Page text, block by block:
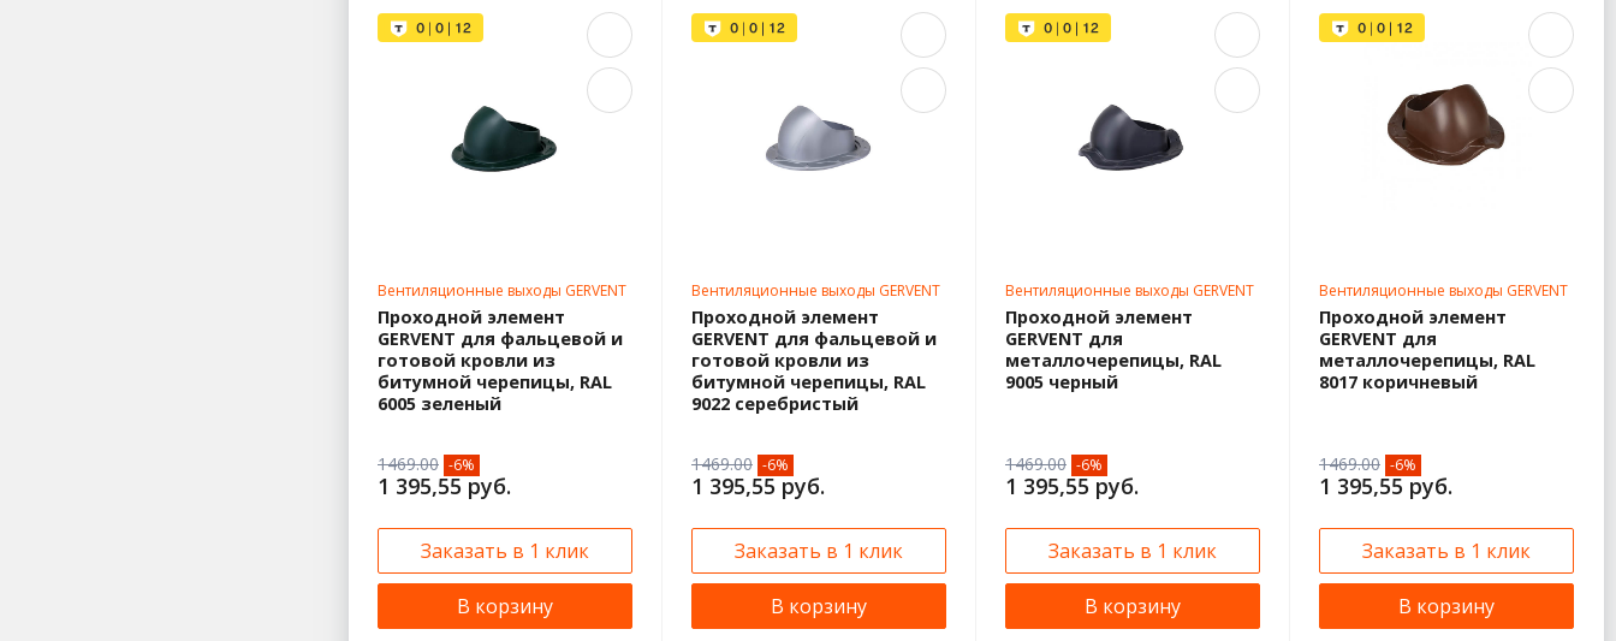
Вентиляционные выходы GERVENT
Проходной элемент
GERVENT для фальцевой и
готовой кровли из
битумной черепицы, RAL
6005 зеленый
1469.00 -6%
1 395,55 руб.
Заказать в 1 клик
В корзину
Вентиляционные выходы GERVENT
Проходной элемент
GERVENT для фальцевой и
готовой кровли из
битумной черепицы, RAL
9022 серебристый
1469.00 -6%
1 395,55 руб.
Заказать в 1 клик
В корзину
Вентиляционные выходы GERVENT
Проходной элемент
GERVENT для
металлочерепицы, RAL
9005 черный
1469.00 -6%
1 395,55 руб.
Заказать в 1 клик
В корзину
Вентиляционные выходы GERVENT
Проходной элемент
GERVENT для
металлочерепицы, RAL
8017 коричневый
1469.00 -6%
1 395,55 руб.
Заказать в 1 клик
В корзину